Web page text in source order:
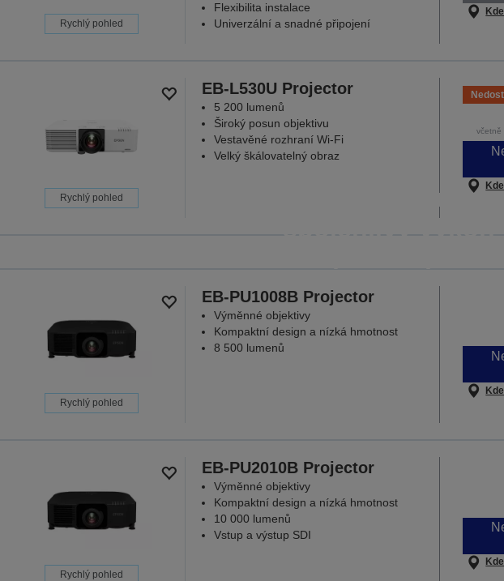
Rychlý pohled
Flexibilita instalace
Univerzální a snadné připojení
Rychlý pohled
EB-L530U Projector
5 200 lumenů
Široký posun objektivu
Vestavěné rozhraní Wi-Fi
Velký škálovatelný obraz
včetně
Projektory, které
spolehlivý výkon
Protože na každé lekci záleží
Rychlý pohled
EB-PU1008B Projector
Výměnné objektivy
Kompaktní design a nízká hmotnost
8 500 lumenů
Rychlý pohled
EB-PU2010B Projector
Výměnné objektivy
Kompaktní design a nízká hmotnost
10 000 lumenů
Vstup a výstup SDI